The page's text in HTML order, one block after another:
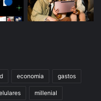
economia gastos
millenial